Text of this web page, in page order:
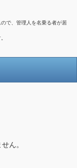
で、管理人を名乗る者が居
ん。